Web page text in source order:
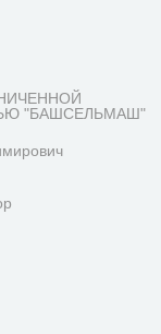
"БАШСЕЛЬМАШ"